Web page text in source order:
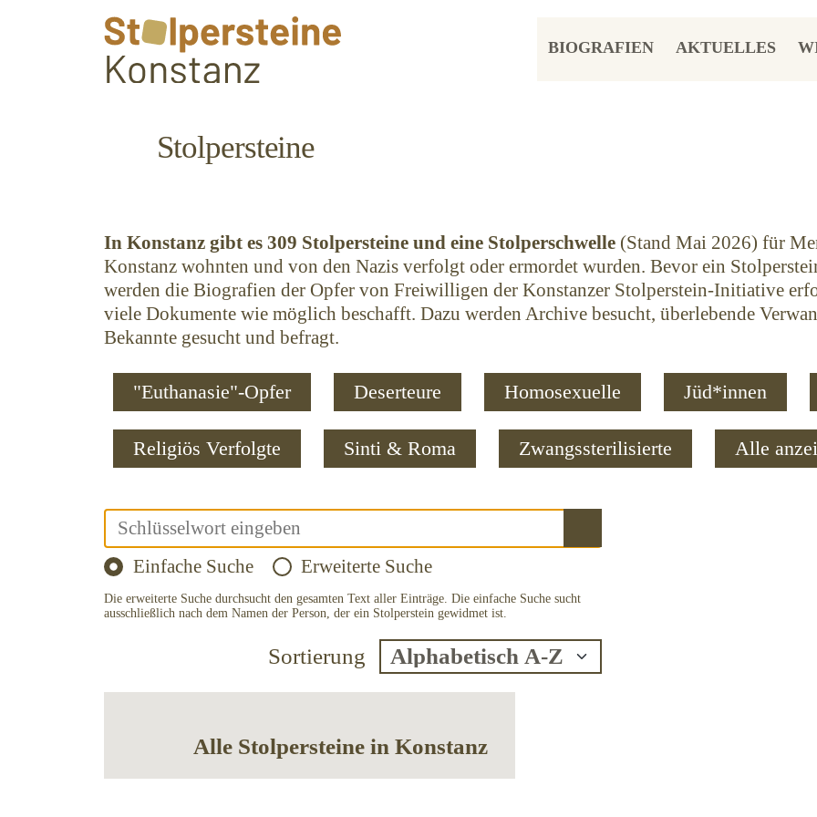
BIOGRAFIEN AKTUELLES
Stolpersteine
In Konstanz gibt es 309 Stolpersteine und eine Stolperschwelle (Stand Mai 2026) für
Konstanz wohnten und von den Nazis verfolgt oder ermordet wurden. Bevor ein
werden die Biografien der Opfer von Freiwilligen der Konstanzer Stolperstein-Initiative
viele Dokumente wie möglich beschafft. Dazu werden Archive besucht, überlebende
Bekannte gesucht und befragt.
"Euthanasie"-Opfer Deserteure Homosexuelle Jüd*innen
Religiös Verfolgte Sinti & Roma Zwangssterilisierte Alle
Einfache Suche Erweiterte Suche
Die erweiterte Suche durchsucht den gesamten Text aller Einträge. Die einfache Suche sucht
ausschließlich nach dem Namen der Person, der ein Stolperstein gewidmet ist.
Sortierung
Alle Stolpersteine ​​in Konstanz